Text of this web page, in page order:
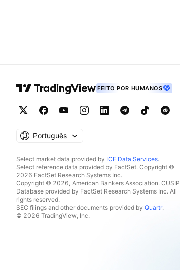
FEITO POR HUMANOS
Português
Select market data provided by ICE Data Services.
Select reference data provided by FactSet. Copyright ©
2026 FactSet Research Systems Inc.
Copyright © 2026, American Bankers Association. CUSIP
Database provided by FactSet Research Systems Inc. All
rights reserved.
SEC filings and other documents provided by Quartr.
© 2026 TradingView, Inc.